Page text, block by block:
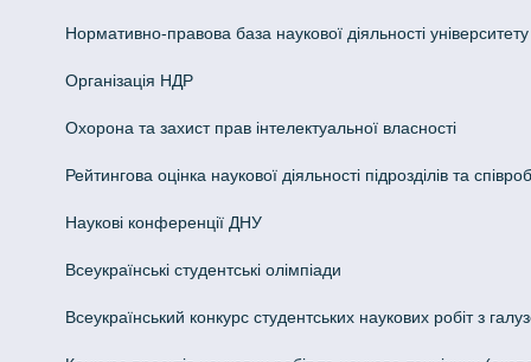
Нормативно-правова база наукової діяльності університету
Організація НДР
Охорона та захист прав інтелектуальної власності
Рейтингова оцінка наукової діяльності підрозділів та
Наукові конференції ДНУ
Всеукраїнські студентські олімпіади
Всеукраїнський конкурс студентських наукових робіт з